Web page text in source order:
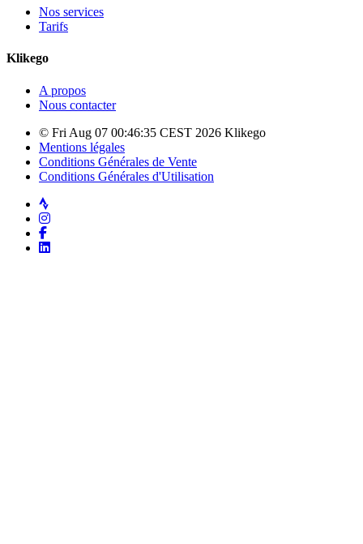
Nos services
Tarifs
Klikego
A propos
Nous contacter
© Fri Aug 07 00:46:35 CEST 2026 Klikego
Mentions légales
Conditions Générales de Vente
Conditions Générales d'Utilisation
Strava
Instagram
Facebook
LinkedIn